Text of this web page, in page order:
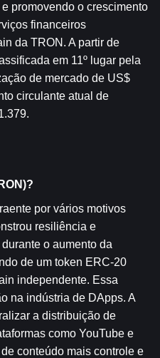
promovendo o crescimento
financeiros
da TRON. A partir de
em 11º lugar pela
de mercado de US$
circulante atual de
por vários motivos
resiliência e
o aumento da
de um token ERC-20
independente. Essa
na indústria de DApps. A
a distribuição de
como YouTube e
conteúdo mais controle e